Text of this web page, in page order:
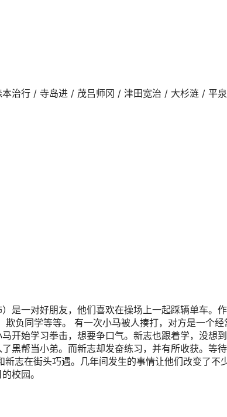
治行 / 寺岛进 / 茂吕师冈 / 津田宽治 / 大杉涟 / 平
是一对好朋友，他们喜欢在操场上一起踩辆单车。
欺负同学等等。 有一次小马被人揍打，对方是一个经
开始学习拳击，想要争口气。新志也跟着学，没想
黑帮当小弟。而新志却发奋练习，并有所收获。等
志在街头巧遇。几年间发生的事情让他们改变了不
校园。